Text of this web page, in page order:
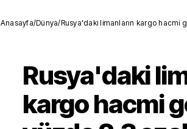
Anasayfa/Dünya/Rusya'daki limanların kargo hacmi
Rusya'daki
kargo hacmi